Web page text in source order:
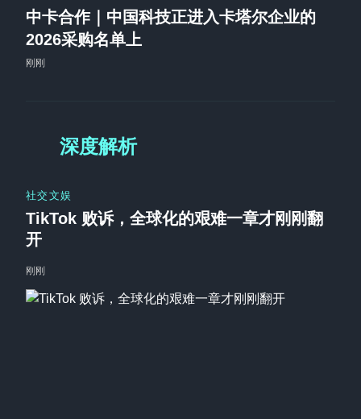
中卡合作｜中国科技正进入卡塔尔企业的
2026采购名单上
刚刚
深度解析
社交文娱
TikTok 败诉，全球化的艰难一章才刚刚翻
开
刚刚